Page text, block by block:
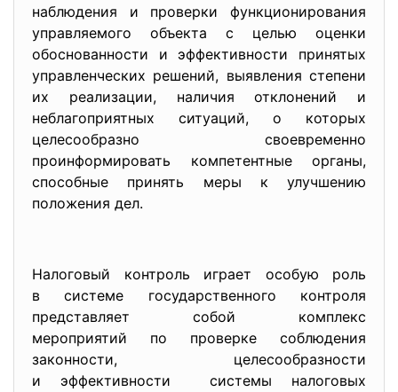
наблюдения и проверки функционирования
управляемого объекта с целью оценки
обоснованности и эффективности принятых
управленческих решений, выявления степени
их реализации, наличия отклонений и
неблагоприятных ситуаций, о которых
целесообразно своевременно
проинформировать компетентные органы,
способные принять меры к улучшению
положения дел.
Налоговый контроль играет особую роль
в системе государственного контроля
представляет собой комплекс
мероприятий по проверке соблюдения
законности, целесообразности
и эффективности системы налоговых